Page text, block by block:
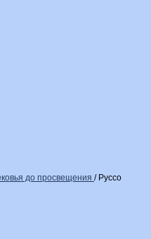
до просвещения / Руссо